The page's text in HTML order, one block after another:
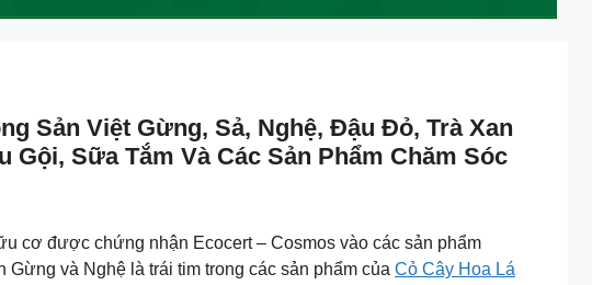
Sản Việt Gừng, Sả, Nghệ, Đậu Đỏ, Trà Xan
Gội, Sữa Tắm Và Các Sản Phẩm Chăm Sóc
cơ được chứng nhận Ecocert – Cosmos vào các sản phẩm
và Nghệ là trái tim trong các sản phẩm của Cỏ Cây Hoa Lá